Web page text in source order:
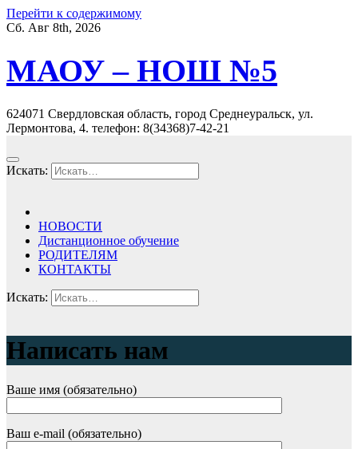
Перейти к содержимому
Сб. Авг 8th, 2026
МАОУ – НОШ №5
624071 Свердловская область, город Среднеуральск, ул.
Лермонтова, 4. телефон: 8(34368)7-42-21
Искать:
НОВОСТИ
Дистанционное обучение
РОДИТЕЛЯМ
КОНТАКТЫ
Искать:
Написать нам
Ваше имя (обязательно)
Ваш e-mail (обязательно)